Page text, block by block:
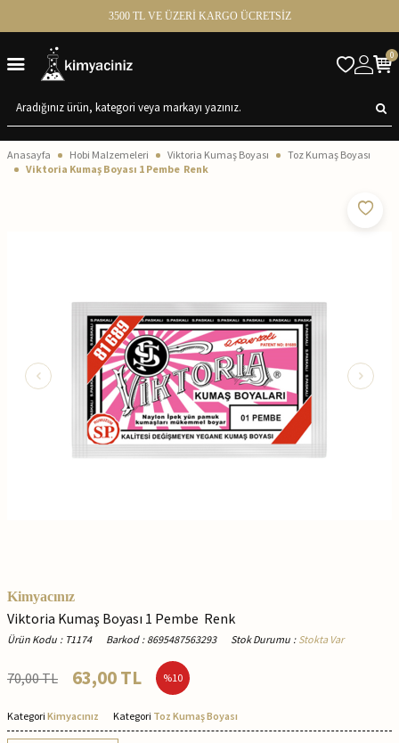
3500 TL VE ÜZERİ KARGO ÜCRETSİZ
0
Anasayfa Hobi Malzemeleri Viktoria Kumaş Boyası
Toz Kumaş Boyası
Viktoria Kumaş Boyası 1 Pembe Renk
Kimyacınız
Viktoria Kumaş Boyası 1 Pembe Renk
Ürün Kodu : T1174 Barkod : 8695487563293 Stok Durumu : Stokta Var
70,00TL 63,00TL %10
Kategori Kimyacınız Kategori Toz Kumaş Boyası